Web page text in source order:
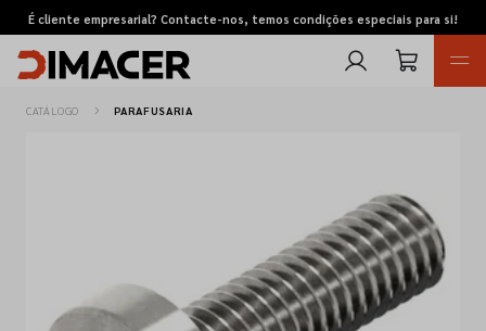
É cliente empresarial? Contacte-nos, temos condições especiais para si!
CATÁLOGO PARAFUSARIA